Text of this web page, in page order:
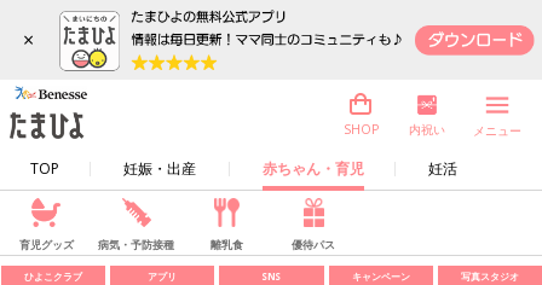
×
TOP 妊娠・出産 赤ちゃん・育児 妊活
SHOP 内祝い メニュー
育児グッズ 病気・予防接種 離乳食 優待パス
ひよこクラブ アプリ SNS キャンペーン 写真スタジオ